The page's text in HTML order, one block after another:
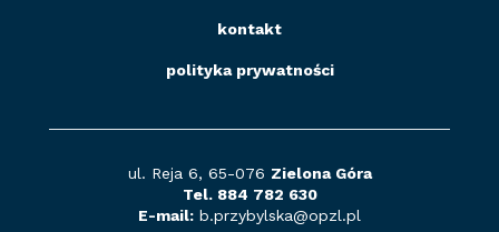
kontakt
polityka prywatności
ul. Reja 6, 65-076 Zielona Góra
Tel. 884 782 630
E-mail: b.przybylska@opzl.pl